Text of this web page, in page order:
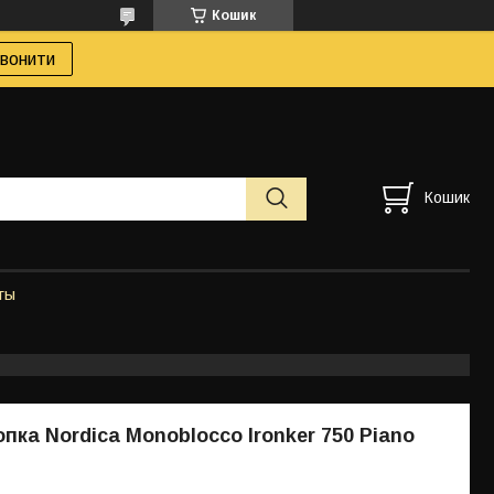
Кошик
Кошик
Nordica Monoblocco Ironker 750 Piano